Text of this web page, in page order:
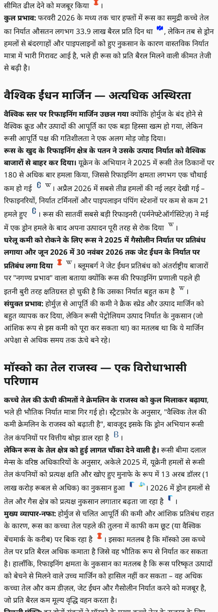
सीमित ढील देने को मजबूर किया
।
कुल प्रभाव: फरवरी 2026 के मध्य तक चार हफ्तों में रूस का समुद्री कच्चे तेल
का निर्यात औसतन लगभग 33.9 लाख बैरल प्रति दिन था
, लेकिन तब से ड्रोन
हमलों से बंदरगाहों और पाइपलाइनों को हुए नुकसान के कारण वास्तविक निर्यात
मात्रा में भारी गिरावट आई है, भले ही रूस को प्रति बैरल मिलने वाली कीमत तेजी
से बढ़ी है।
वैश्विक ईंधन मार्जिन — अत्यधिक अस्थिरता
वैश्विक स्तर पर रिफाइनिंग मार्जिन उछल गयाक्योंकि होर्मुज के बंद होने से
वैश्विक क्रूड और उत्पादों की आपूर्ति का एक बड़ा हिस्सा खत्म हो गया, लेकिन
रूसी आपूर्ति पक्ष की गतिशीलता ने एक अलग मोड़ जोड़ दिया।
रूस के खुद के रिफाइनिंग क्षेत्र के पतन ने उसके उत्पाद निर्यात को वैश्विक
बाजारों से बाहर कर दिया। यूक्रेन के अभियान ने 2025 में रूसी तेल ठिकानों पर
180 से अधिक बार हमला किया, जिससे रिफाइनिंग क्षमता लगभग एक चौथाई
कम हो गई
। अप्रैल 2026 में सबसे तीव्र हमलों की नई लहर देखी गई –
रिफाइनरियों, निर्यात टर्मिनलों और पाइपलाइन पंपिंग स्टेशनों पर कम से कम 21
हमले हुए
। रूस की सातवीं सबसे बड़ी रिफाइनरी (पर्मनेफ्टेऑर्गसिंटेज़) ने मई
में एक ड्रोन हमले के बाद अपना उत्पादन पूरी तरह से रोक दिया
।
घरेलू कमी को रोकने के लिए रूस ने 2025 में गैसोलीन निर्यात पर प्रतिबंध
लगाया और जून 2026 में 30 नवंबर 2026 तक जेट ईंधन के निर्यात पर
प्रतिबंध लगा दिया
। ब्लूमबर्ग ने जेट ईंधन प्रतिबंध को अंतर्राष्ट्रीय बाजारों
पर "नगण्य प्रभाव" वाला बताया क्योंकि रूस की रिफाइनिंग प्रणाली पहले ही
इतनी बुरी तरह क्षतिग्रस्त हो चुकी है कि उसका निर्यात बहुत कम है
।
संयुक्त प्रभाव: होर्मुज़ से आपूर्ति की कमी ने क्रैक स्प्रेड और उत्पाद मार्जिन को
बहुत व्यापक कर दिया, लेकिन रूसी पेट्रोलियम उत्पाद निर्यात के नुकसान (जो
आंशिक रूप से इस कमी को पूरा कर सकता था) का मतलब था कि ये मार्जिन
अपेक्षा से अधिक समय तक ऊंचे बने रहे।
मॉस्को का तेल राजस्व — एक विरोधाभासी
परिणाम
कच्चे तेल की ऊंची कीमतों ने क्रेमलिन के राजस्व को कुल मिलाकर बढ़ाया,
भले ही भौतिक निर्यात मात्रा गिर गई हो। स्ट्रैटफ़ोर के अनुसार, "वैश्विक तेल की
कमी क्रेमलिन के राजस्व को बढ़ाती है", बावजूद इसके कि ड्रोन अभियान रूसी
तेल कंपनियों पर वित्तीय बोझ डाल रहा है
।
लेकिन रूस के तेल क्षेत्र को हुई लागत चौंका देने वाली है। रूसी बीमा दलाल
मेन्स के वरिष्ठ अधिकारियों के अनुसार, अकेले 2025 में, यूक्रेनी हमलों से रूसी
तेल कंपनियों को प्रत्यक्ष क्षति और खोए हुए मुनाफे के रूप में 13 अरब डॉलर (1
लाख करोड़ रूबल से अधिक) का नुकसान हुआ
। 2026 में ड्रोन हमलों से
तेल और गैस क्षेत्र को प्रत्यक्ष नुकसान लगातार बढ़ता जा रहा है
।
मुख्य व्यापार-नफा: होर्मुज से चलित आपूर्ति की कमी और आंशिक प्रतिबंध राहत
के कारण, रूस का कच्चा तेल पहले की तुलना में काफी कम छूट (या वैश्विक
बेंचमार्क के करीब) पर बिक रहा है
। इसका मतलब है कि मॉस्को उस कच्चे
तेल पर प्रति बैरल अधिक कमाता है जिसे वह भौतिक रूप से निर्यात कर सकता
है। हालाँकि, रिफाइनिंग क्षमता के नुकसान का मतलब है कि रूस परिष्कृत उत्पादों
को बेचने से मिलने वाले उच्च मार्जिन को हासिल नहीं कर सकता – वह अधिक
कच्चा तेल और कम डीज़ल, जेट ईंधन और गैसोलीन निर्यात करने को मजबूर है,
जो प्रति बैरल कम मूल्य वृद्धि वहन करता है।